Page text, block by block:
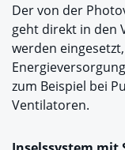
Der von der
geht direkt in den
werden
zum Beispiel bei
Ventilatoren.